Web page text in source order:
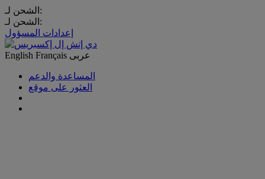
الشحن لـ:
الشحن لـ:
إعدادات المسؤول
English Français عربى
المساعدة والدعم
العثور على موقع